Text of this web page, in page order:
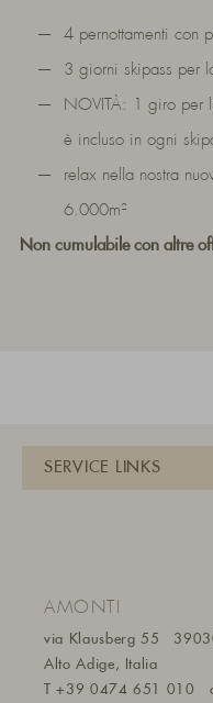
4 pernottamenti con
3 giorni skipass per
NOVITÀ: 1 giro per
è incluso in ogni
relax nella nostra
6.000m²
Non cumulabile con altre
AMONTI
via Klausberg 55
Alto Adige, Italia
T+39 0474 651 010